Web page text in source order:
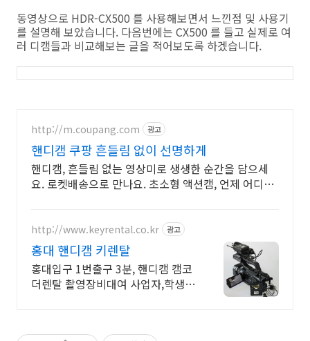
동영상으로 HDR-CX500 를 사용해보면서 느낀점 및 사용기
를 설명해 보았습니다. 다음번에는 CX500 를 들고 실제로 여
러 디캠들과 비교해보는 글을 적어보도록 하겠습니다.
http://m.coupang.com 광고
핸디캠 쿠팡 흔들림 없이 선명하게
핸디캠, 흔들림 없는 영상미로 생생한 순간을 담으세
요. 로켓배송으로 만나요. 초소형 액션캠, 언제 어디든
http://www.keyrental.co.kr 광고
홍대 핸디캠 키렌탈
홍대입구 1번출구 3분, 핸디캠 캠코
더렌탈 촬영장비대여 사업자,학생할